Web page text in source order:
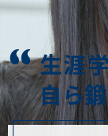
⽣涯
⾃ら